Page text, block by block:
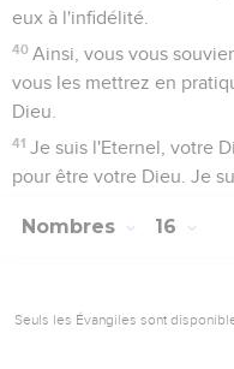
eux à l'infidélité.
40 Ainsi, vous vous
vous les mettrez en
Dieu.
41 Je suis l'Eternel, votre
pour être votre Dieu. Je
Nombres 16
Seuls les Évangiles sont